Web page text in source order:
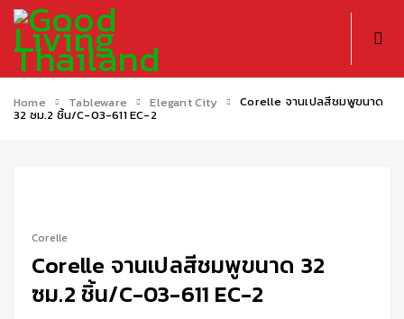
Home Tableware Elegant City Corelle จานเปลสีชมพูขนาด
32 ซม.2 ชิ้น/C-03-611 EC-2
Corelle
Corelle จานเปลสีชมพูขนาด 32
ซม.2 ชิ้น/C-03-611 EC-2